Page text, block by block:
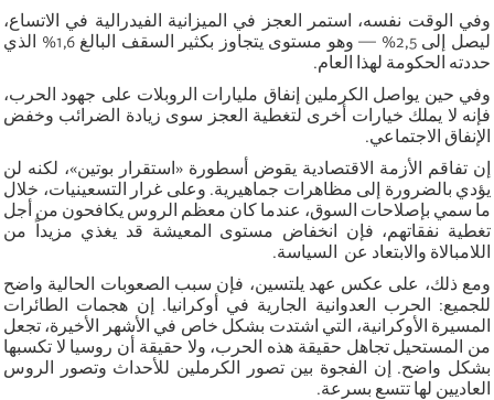
وفي الوقت نفسه، استمر العجز في الميزانية الفيدرالية في الاتساع،
ليصل إلى 2,5% — وهو مستوى يتجاوز بكثير السقف البالغ 1,6% الذي
حددته الحكومة لهذا العام.
وفي حين يواصل الكرملين إنفاق مليارات الروبلات على جهود الحرب،
فإنه لا يملك خيارات أخرى لتغطية العجز سوى زيادة الضرائب وخفض
الإنفاق الاجتماعي.
إن تفاقم الأزمة الاقتصادية يقوض أسطورة «استقرار بوتين»، لكنه لن
يؤدي بالضرورة إلى مظاهرات جماهيرية. وعلى غرار التسعينيات، خلال
ما سمي بإصلاحات السوق، عندما كان معظم الروس يكافحون من أجل
تغطية نفقاتهم، فإن انخفاض مستوى المعيشة قد يغذي مزيداً من
اللامبالاة والابتعاد عن السياسة.
ومع ذلك، على عكس عهد يلتسين، فإن سبب الصعوبات الحالية واضح
للجميع: الحرب العدوانية الجارية في أوكرانيا. إن هجمات الطائرات
المسيرة الأوكرانية، التي اشتدت بشكل خاص في الأشهر الأخيرة، تجعل
من المستحيل تجاهل حقيقة هذه الحرب، ولا حقيقة أن روسيا لا تكسبها
بشكل واضح. إن الفجوة بين تصور الكرملين للأحداث وتصور الروس
العاديين لها تتسع بسرعة.